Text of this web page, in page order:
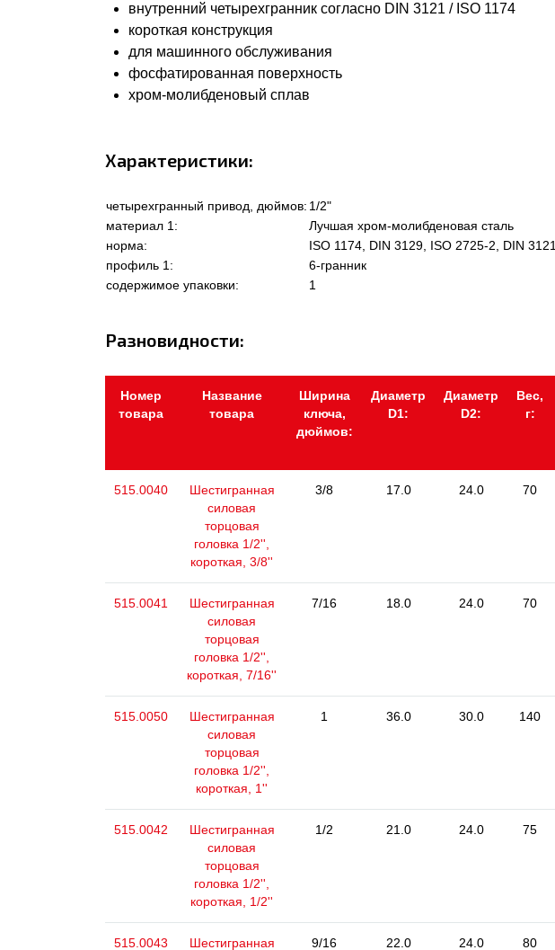
внутренний четырехгранник согласно DIN 3121 / ISO 1174
короткая конструкция
для машинного обслуживания
фосфатированная поверхность
хром-молибденовый сплав
Характеристики:
четырехгранный привод, дюймов: 1/2"
материал 1:
Лучшая хром-молибденовая сталь
норма:
ISO 1174, DIN 3129, ISO 2725-2, DIN 3121
профиль 1:
6-гранник
содержимое упаковки:
1
Разновидности:
Номер
товара
Название
товара
Ширина
ключа,
дюймов:
Диаметр
D1:
Диаметр
D2:
Вес,
г:
515.0040
Шестигранная
силовая
торцовая
головка 1/2'',
короткая, 3/8''
3/8 17.0 24.0 70
515.0041
Шестигранная
силовая
торцовая
головка 1/2'',
короткая, 7/16''
7/16 18.0 24.0 70
515.0050
Шестигранная
силовая
торцовая
головка 1/2'',
короткая, 1''
1 36.0 30.0 140
515.0042
Шестигранная
силовая
торцовая
головка 1/2'',
короткая, 1/2''
1/2 21.0 24.0 75
515.0043 Шестигранная 9/16 22.0 24.0 80